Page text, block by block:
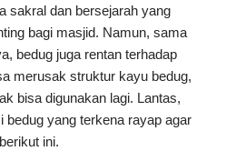
sakral dan bersejarah yang
bagi masjid. Namun, sama
bedug juga rentan terhadap
merusak struktur kayu bedug,
bisa digunakan lagi. Lantas,
bedug yang terkena rayap agar
ini.